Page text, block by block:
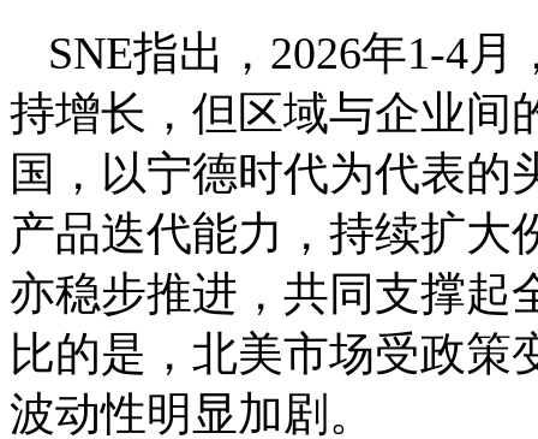
SNE指出，2026年1-4
持增长，但区域与企业间
国，以宁德时代为代表的
产品迭代能力，持续扩大
亦稳步推进，共同支撑起
比的是，北美市场受政策
波动性明显加剧。